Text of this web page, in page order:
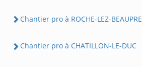
Chantier pro à ROCHE-LEZ-BEAUPRE
Chantier pro à CHATILLON-LE-DUC